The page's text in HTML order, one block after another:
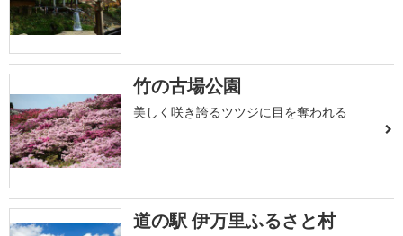
竹の古場公園
美しく咲き誇るツツジに目を奪われる
道の駅 伊万里ふるさと村